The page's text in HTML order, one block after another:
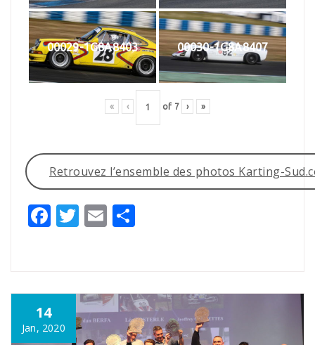
00029-1G8A8403 00030-1G8A8407
« ‹ of 7 › »
Retrouvez l’ensemble des photos Karting-
Facebook
Twitter
Email
14
Jan, 2020